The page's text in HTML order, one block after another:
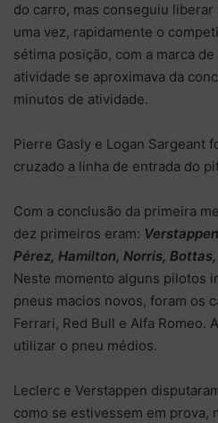
do carro, mas conseguiu
uma vez, rapidamente o
sétima posição, com a marca
atividade se aproximava da
minutos de atividade.
Pierre Gasly e Logan Sargeant
cruzado a linha de entrada do
Com a conclusão da primeira
dez primeiros eram:
Pérez, Hamilton, Norris,
Neste momento alguns pilotos
pneus macios novos, foram os
Ferrari, Red Bull e Alfa Romeo.
utilizar o pneu médios.
Leclerc e Verstappen
como se estivessem em prova,